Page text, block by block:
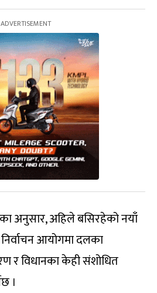
अनुसार, अहिले बसिरहेको नयाँ
आयोगमा दलका
र विधानका केही संशोधित
।